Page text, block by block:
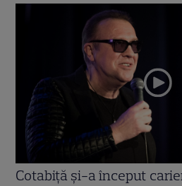
Cotabiță și-a început